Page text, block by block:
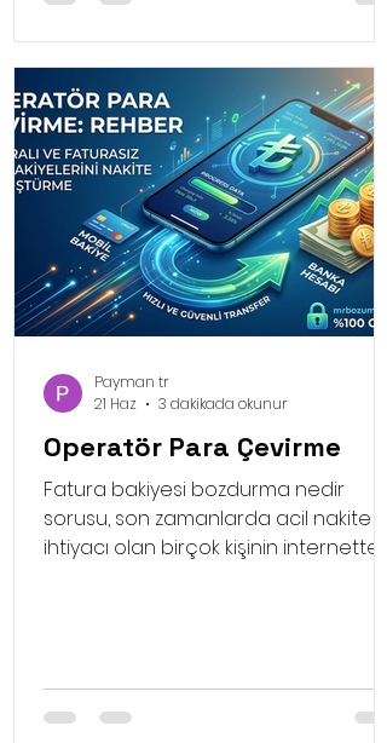
market alışverişinizde, kiranızda ya da
acil bir faturanızda kullanabileceğiniz
sıcak paraya dönüştürmek son
derece mantı
Operatör Para Çevirme
Fatura bakiyesi bozdurma nedir
sorusu, son zamanlarda acil nakite
ihtiyacı olan birçok kişinin internette
ödemelerle karşı karşıya kalabiliriz.
Payman tr
21 Haz
3 dakikada okunur